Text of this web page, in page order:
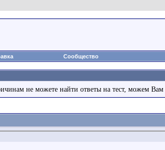
Сообщество
не можете найти ответы на тест, можем Вам